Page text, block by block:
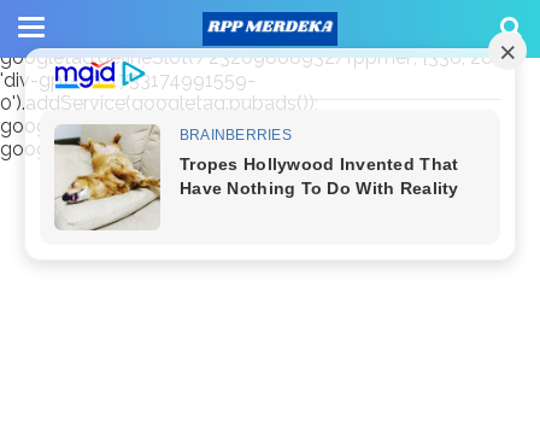
window.googletag = window.googletag || {cmd: []};
googletag.cmd.push(function() {
googletag.defineSlot('/23209888932/rppmer', [336, 280],
'div-gpt-ad-1733174991559-
0').addService(googletag.pubads());
googletag.pubads().enableSingleRequest();
googletag.enableServices(); });